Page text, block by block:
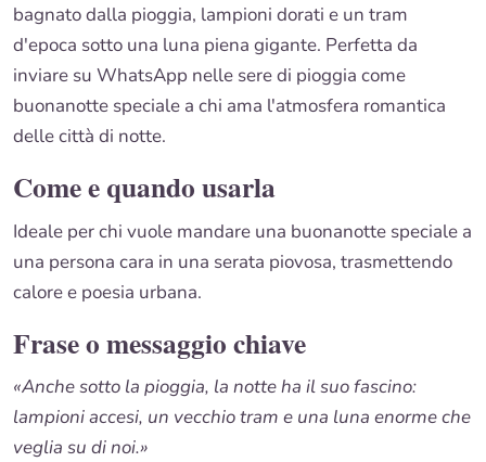
bagnato dalla pioggia, lampioni dorati e un tram
d'epoca sotto una luna piena gigante. Perfetta da
inviare su WhatsApp nelle sere di pioggia come
buonanotte speciale a chi ama l'atmosfera romantica
delle città di notte.
Come e quando usarla
Ideale per chi vuole mandare una buonanotte speciale a
una persona cara in una serata piovosa, trasmettendo
calore e poesia urbana.
Frase o messaggio chiave
«Anche sotto la pioggia, la notte ha il suo fascino:
lampioni accesi, un vecchio tram e una luna enorme che
veglia su di noi.»